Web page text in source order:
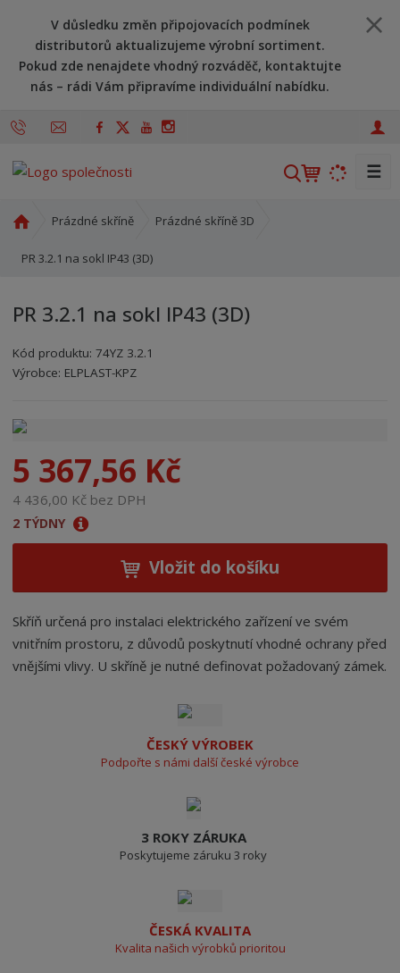
V důsledku změn připojovacích podmínek
distributorů aktualizujeme výrobní sortiment.
Pokud zde nenajdete vhodný rozváděč, kontaktujte
nás – rádi Vám připravíme individuální nabídku.
V
☰
o
í
t
r
Prázdné skříně Prázdné skříně 3D
PR 3.2.1 na sokl IP43 (3D)
PR 3.2.1 na sokl IP43 (3D)
Kód produktu:74YZ 3.2.1
Kód výrobce: 8595208606113
Kód dodavatele:8595208606113
Výrobce: ELPLAST-KPZ
5 367,56 Kč
4 436,00 Kč bez DPH
2 TÝDNY
Vložit do košíku
Skříň určená pro instalaci elektrického zařízení ve svém
vnitřním prostoru, z důvodů poskytnutí vhodné ochrany před
vnějšími vlivy. U skříně je nutné definovat požadovaný zámek.
ČESKÝ VÝROBEK
Podpořte s námi další české výrobce
3 ROKY ZÁRUKA
Poskytujeme záruku 3 roky
ČESKÁ KVALITA
Kvalita našich výrobků prioritou